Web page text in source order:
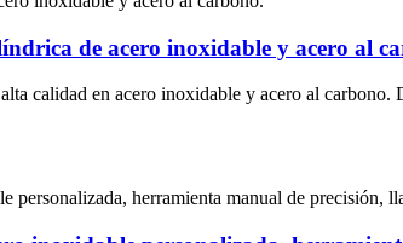
de acero inoxidable y acero al
calidad en acero inoxidable y acero al